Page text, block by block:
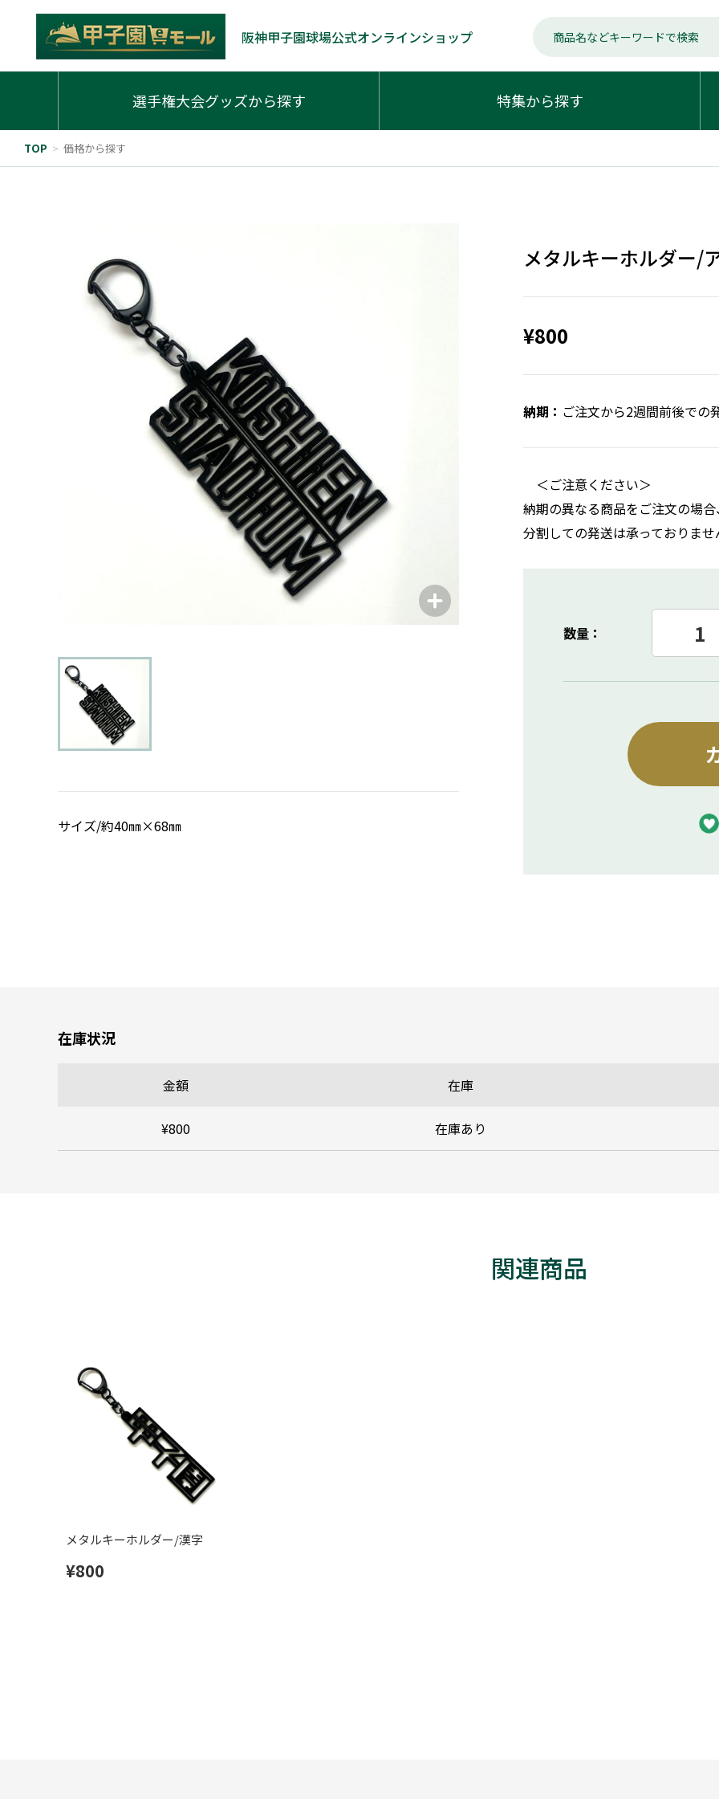
阪神甲子園球場公式オンラインショップ
選手権大会グッズから探す 特集から探す
TOP > 価格から探す
サイズ/約40㎜×68㎜
メタルキーホルダー/
¥800
ご注文から2週間前後での
＜ご注意ください＞
納期の異なる商品をご注文の場
分割しての発送は承っておりませ
数量：
在庫状況
金額 在庫
¥800 在庫あり
関連商品
メタルキーホルダー/漢字
¥800